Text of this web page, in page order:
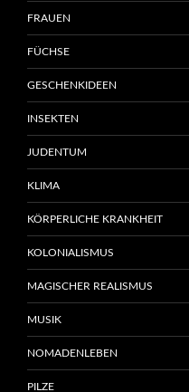
FRAUEN
FÜCHSE
GESCHENKIDEEN
INSEKTEN
JUDENTUM
KLIMA
KÖRPERLICHE KRANKHEIT
KOLONIALISMUS
MAGISCHER REALISMUS
MUSIK
NOMADENLEBEN
PILZE